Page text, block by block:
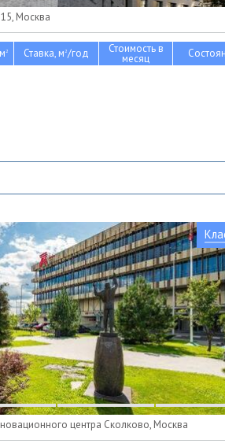
Москва
2 Ставка, м2/год Стоимость в
месяц
центра Сколково, Москва